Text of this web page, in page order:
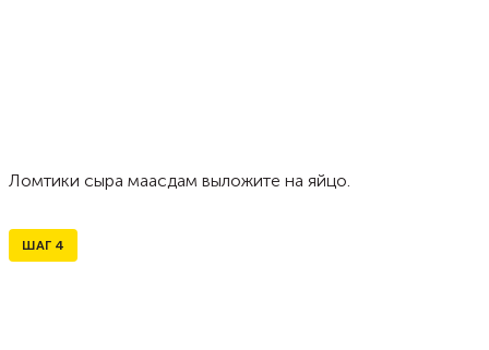
Ломтики сыра маасдам выложите на яйцо.
ШАГ 4